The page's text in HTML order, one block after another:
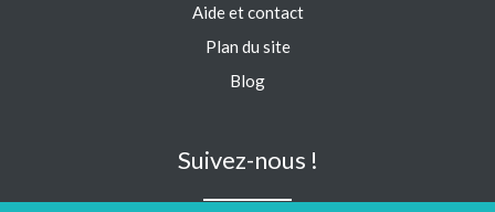
Aide et contact
Plan du site
Blog
Suivez-nous !